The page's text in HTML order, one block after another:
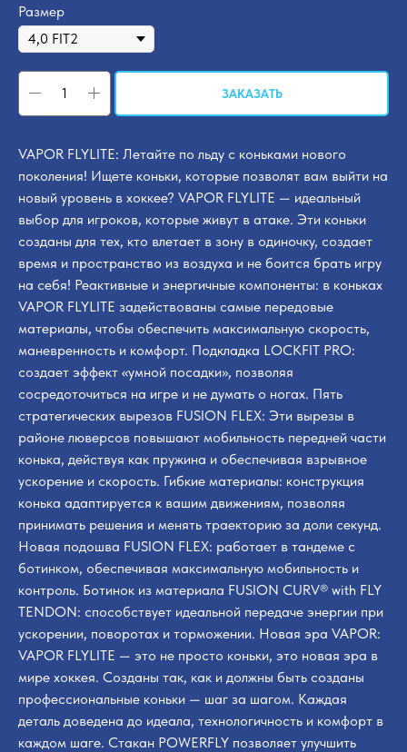
Размер
ЗАКАЗАТЬ
VAPOR FLYLITE: Летайте по льду с коньками нового
поколения! Ищете коньки, которые позволят вам выйти на
новый уровень в хоккее? VAPOR FLYLITE — идеальный
выбор для игроков, которые живут в атаке. Эти коньки
созданы для тех, кто влетает в зону в одиночку, создает
время и пространство из воздуха и не боится брать игру
на себя! Реактивные и энергичные компоненты: в коньках
VAPOR FLYLITE задействованы самые передовые
материалы, чтобы обеспечить максимальную скорость,
маневренность и комфорт. Подкладка LOCKFIT PRO:
создает эффект «умной посадки», позволяя
сосредоточиться на игре и не думать о ногах. Пять
стратегических вырезов FUSION FLEX: Эти вырезы в
районе люверсов повышают мобильность передней части
конька, действуя как пружина и обеспечивая взрывное
ускорение и скорость. Гибкие материалы: конструкция
конька адаптируется к вашим движениям, позволяя
принимать решения и менять траекторию за доли секунд.
Новая подошва FUSION FLEX: работает в тандеме с
ботинком, обеспечивая максимальную мобильность и
контроль. Ботинок из материала FUSION CURV® with FLY
TENDON: способствует идеальной передаче энергии при
ускорении, поворотах и торможении. Новая эра VAPOR:
VAPOR FLYLITE — это не просто коньки, это новая эра в
мире хоккея. Созданы так, как и должны быть созданы
профессиональные коньки — шаг за шагом. Каждая
деталь доведена до идеала, технологичность и комфорт в
каждом шаге. Стакан POWERFLY позволяет улучшить